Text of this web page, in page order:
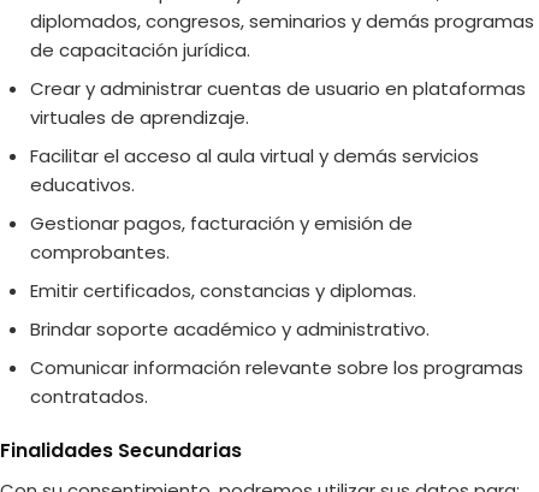
diplomados, congresos, seminarios y demás programas
de capacitación jurídica.
Crear y administrar cuentas de usuario en plataformas
virtuales de aprendizaje.
Facilitar el acceso al aula virtual y demás servicios
educativos.
Gestionar pagos, facturación y emisión de
comprobantes.
Emitir certificados, constancias y diplomas.
Brindar soporte académico y administrativo.
Comunicar información relevante sobre los programas
contratados.
Finalidades Secundarias